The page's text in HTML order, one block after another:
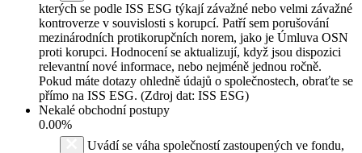
kterých se podle ISS ESG týkají závažné nebo velmi závažné
kontroverze v souvislosti s korupcí. Patří sem porušování
mezinárodních protikorupčních norem, jako je Úmluva OSN
proti korupci. Hodnocení se aktualizují, když jsou dispozici
relevantní nové informace, nebo nejméně jednou ročně.
Pokud máte dotazy ohledně údajů o společnostech, obraťte se
přímo na ISS ESG. (Zdroj dat: ISS ESG)
Nekalé obchodní postupy
0.00%
Uvádí se váha společností zastoupených ve fondu,